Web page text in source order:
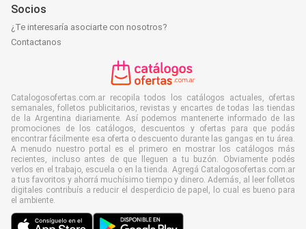
Socios
¿Te interesaría asociarte con nosotros?
Contactanos
Catalogosofertas.com.ar recopila todos los catálogos actuales, ofertas
semanales, folletos publicitarios, revistas y encartes de todas las tiendas
de la Argentina diariamente. Así podemos mantenerte informado de las
promociones de los catálogos, descuentos y ofertas para que podás
encontrar fácilmente esa oferta o descuento durante las gangas en tu área.
A menudo nuestro portal es el primero en mostrar los catálogos más
recientes, incluso antes de que lleguen a tu buzón. Obviamente podés
verlos en el trabajo, escuela o en la tienda. Agregá Catalogosofertas.com.ar
a tus favoritos y ahorrá muchísimo tiempo y dinero. Además, al leer folletos
digitales contribuís a reducir el desperdicio de papel, lo cual es bueno para
el ambiente.